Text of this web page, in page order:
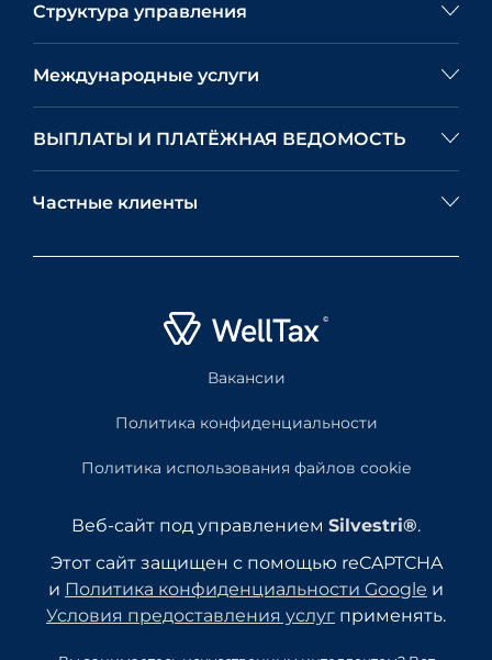
Структура управления
Международные услуги
ВЫПЛАТЫ И ПЛАТЁЖНАЯ ВЕДОМОСТЬ
Частные клиенты
Вакансии
Политика конфиденциальности
Политика использования файлов cookie
Веб-сайт под управлением Silvestri®.
Этот сайт защищен с помощью reCAPTCHA
и Политика конфиденциальности Google и
Условия предоставления услуг применять.